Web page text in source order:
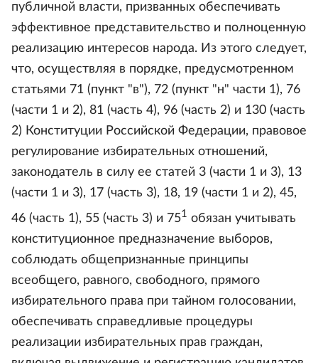
публичной власти, призванных обеспечивать
эффективное представительство и полноценную
реализацию интересов народа. Из этого следует,
что, осуществляя в порядке, предусмотренном
статьями 71 (пункт "в"), 72 (пункт "н" части 1), 76
(части 1 и 2), 81 (часть 4), 96 (часть 2) и 130 (часть
2) Конституции Российской Федерации, правовое
регулирование избирательных отношений,
законодатель в силу ее статей 3 (части 1 и 3), 13
(части 1 и 3), 17 (часть 3), 18, 19 (части 1 и 2), 45,
46 (часть 1), 55 (часть 3) и 751 обязан учитывать
конституционное предназначение выборов,
соблюдать общепризнанные принципы
всеобщего, равного, свободного, прямого
избирательного права при тайном голосовании,
обеспечивать справедливые процедуры
реализации избирательных прав граждан,